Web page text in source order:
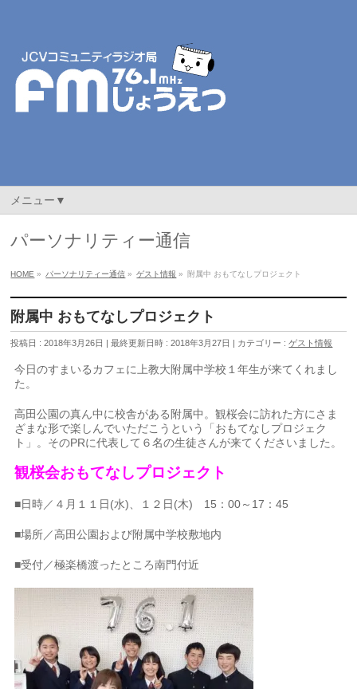
メニュー▼
パーソナリティー通信
HOME » パーソナリティー通信 » ゲスト情報 » 附属中 おもてなしプロジェクト
附属中 おもてなしプロジェクト
投稿日 : 2018年3月26日 最終更新日時 : 2018年3月27日 カテゴリー :ゲスト情報
今日のすまいるカフェに上教大附属中学校１年生が来てくれまし
た。
高田公園の真ん中に校舎がある附属中。観桜会に訪れた方にさま
ざまな形で楽しんでいただこうという「おもてなしプロジェク
ト」。そのPRに代表して６名の生徒さんが来てくださいました。
観桜会おもてなしプロジェクト
■日時／４月１１日(水)、１２日(木) 15：00～17：45
■場所／高田公園および附属中学校敷地内
■受付／極楽橋渡ったところ南門付近